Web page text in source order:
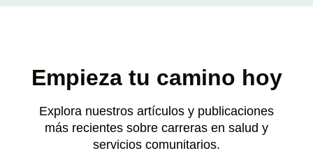
Empieza tu camino hoy
Explora nuestros artículos y publicaciones
más recientes sobre carreras en salud y
servicios comunitarios.